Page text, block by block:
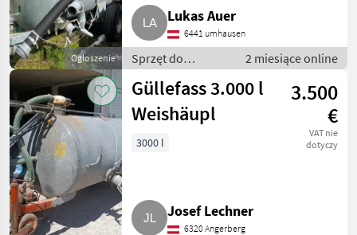
Ogłoszenie
Lukas Auer
6441 umhausen
Sprzęt do
nawożenia i
nawadniania /
Wozy
asenizacyjne
2 miesiące online
Güllefass 3.000 l
Weishäupl
3.500
€
VAT nie
dotyczy
3000 l
Josef Lechner
6320 Angerberg